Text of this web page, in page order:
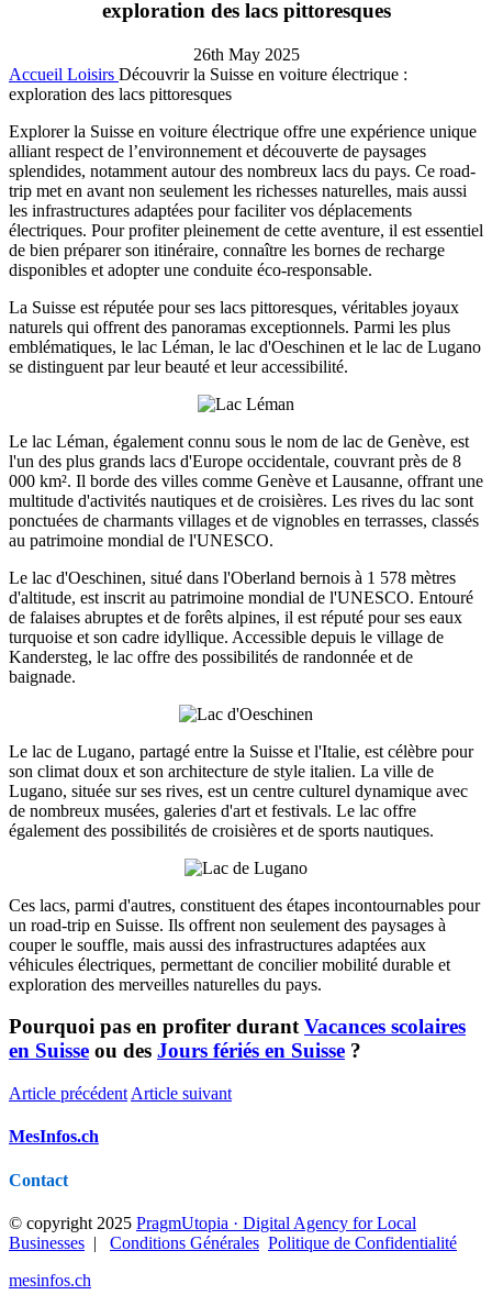
exploration des lacs pittoresques
26th May 2025
Accueil Loisirs Découvrir la Suisse en voiture électrique :
exploration des lacs pittoresques
Explorer la Suisse en voiture électrique offre une expérience unique
alliant respect de l’environnement et découverte de paysages
splendides, notamment autour des nombreux lacs du pays. Ce road-
trip met en avant non seulement les richesses naturelles, mais aussi
les infrastructures adaptées pour faciliter vos déplacements
électriques. Pour profiter pleinement de cette aventure, il est essentiel
de bien préparer son itinéraire, connaître les bornes de recharge
disponibles et adopter une conduite éco-responsable.
La Suisse est réputée pour ses lacs pittoresques, véritables joyaux
naturels qui offrent des panoramas exceptionnels. Parmi les plus
emblématiques, le lac Léman, le lac d'Oeschinen et le lac de Lugano
se distinguent par leur beauté et leur accessibilité.
Le lac Léman, également connu sous le nom de lac de Genève, est
l'un des plus grands lacs d'Europe occidentale, couvrant près de 8
000 km². Il borde des villes comme Genève et Lausanne, offrant une
multitude d'activités nautiques et de croisières. Les rives du lac sont
ponctuées de charmants villages et de vignobles en terrasses, classés
au patrimoine mondial de l'UNESCO.
Le lac d'Oeschinen, situé dans l'Oberland bernois à 1 578 mètres
d'altitude, est inscrit au patrimoine mondial de l'UNESCO. Entouré
de falaises abruptes et de forêts alpines, il est réputé pour ses eaux
turquoise et son cadre idyllique. Accessible depuis le village de
Kandersteg, le lac offre des possibilités de randonnée et de
baignade.
Le lac de Lugano, partagé entre la Suisse et l'Italie, est célèbre pour
son climat doux et son architecture de style italien. La ville de
Lugano, située sur ses rives, est un centre culturel dynamique avec
de nombreux musées, galeries d'art et festivals. Le lac offre
également des possibilités de croisières et de sports nautiques.
Ces lacs, parmi d'autres, constituent des étapes incontournables pour
un road-trip en Suisse. Ils offrent non seulement des paysages à
couper le souffle, mais aussi des infrastructures adaptées aux
véhicules électriques, permettant de concilier mobilité durable et
exploration des merveilles naturelles du pays.
Pourquoi pas en profiter durantVacances scolaires
en Suisse ou des Jours fériés en Suisse ?
Article précédent Article suivant
MesInfos.ch
Contact
© copyright 2025 PragmUtopia · Digital Agency for Local
Businesses | Conditions Générales Politique de Confidentialité
mesinfos.ch